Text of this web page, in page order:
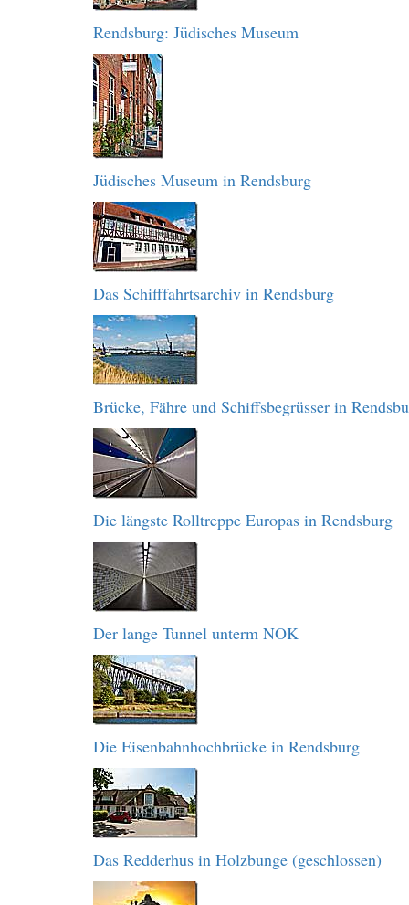
Rendsburg: Jüdisches Museum
Jüdisches Museum in Rendsburg
Das Schifffahrtsarchiv in Rendsburg
Brücke, Fähre und Schiffsbegrüsser in
Die längste Rolltreppe Europas in Rendsburg
Der lange Tunnel unterm NOK
Die Eisenbahnhochbrücke in Rendsburg
Das Redderhus in Holzbunge (geschlossen)